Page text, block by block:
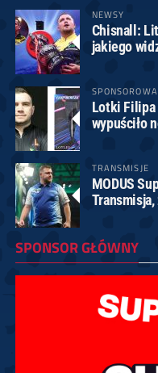
NEWSY
Chisnall:
jakiego
Lotki Filipa
wypuściło
TRANSMISJE
MODUS
Transmisja,
SPONSOR GŁÓWNY